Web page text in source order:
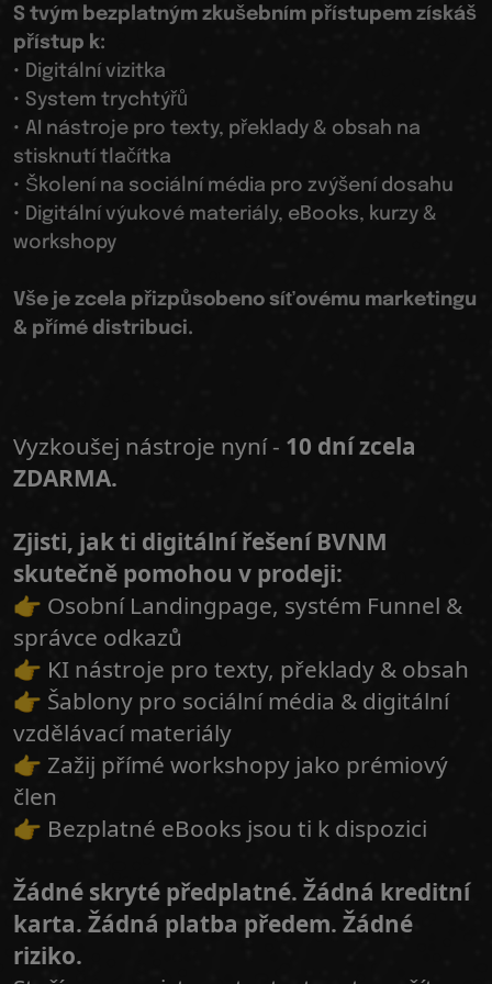
S tvým bezplatným zkušebním přístupem získáš
přístup k:
• Digitální vizitka
• System trychtýřů
• AI nástroje pro texty, překlady & obsah na
stisknutí tlačítka
• Školení na sociální média pro zvýšení dosahu
• Digitální výukové materiály, eBooks, kurzy &
workshopy
Vše je zcela přizpůsobeno síťovému marketingu
& přímé distribuci.
Vyzkoušej nástroje nyní - 10 dní zcela
ZDARMA.
Zjisti, jak ti digitální řešení BVNM
skutečně pomohou v prodeji:
👉 Osobní Landingpage, systém Funnel &
správce odkazů
👉 KI nástroje pro texty, překlady & obsah
👉 Šablony pro sociální média & digitální
vzdělávací materiály
👉 Zažij přímé workshopy jako prémiový
člen
👉 Bezplatné eBooks jsou ti k dispozici
Žádné skryté předplatné. Žádná kreditní
karta. Žádná platba předem. Žádné
riziko.